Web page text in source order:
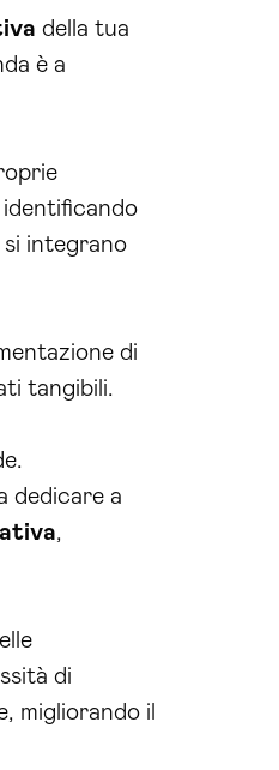
della tua
è a
identificando
si integrano
di
tangibili.
dedicare a
,
di
migliorando il